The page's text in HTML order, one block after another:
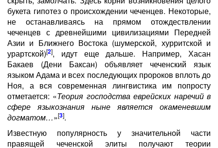
букета гипотез о происхождении чеченцев. Некоторые,
не останавливаясь на прямом отождествлении
чеченцев с древнейшими цивилизациями Передней
Азии и Ближнего Востока (шумерской, хурритской и
урартской)[2], идут еще дальше. Например, Хасан
Бакаев (Дени Баксан) объявляет чеченский язык
языком Адама и всех последующих пророков вплоть до
Ноя, а вся современная лингвистика им попросту
отметается: «Теория господства еврейских наречий в
сфере языкознания ныне является окаменевшим
догматом…»[3].
Известную популярность у значительной части
правящей чеченской элиты получают теории